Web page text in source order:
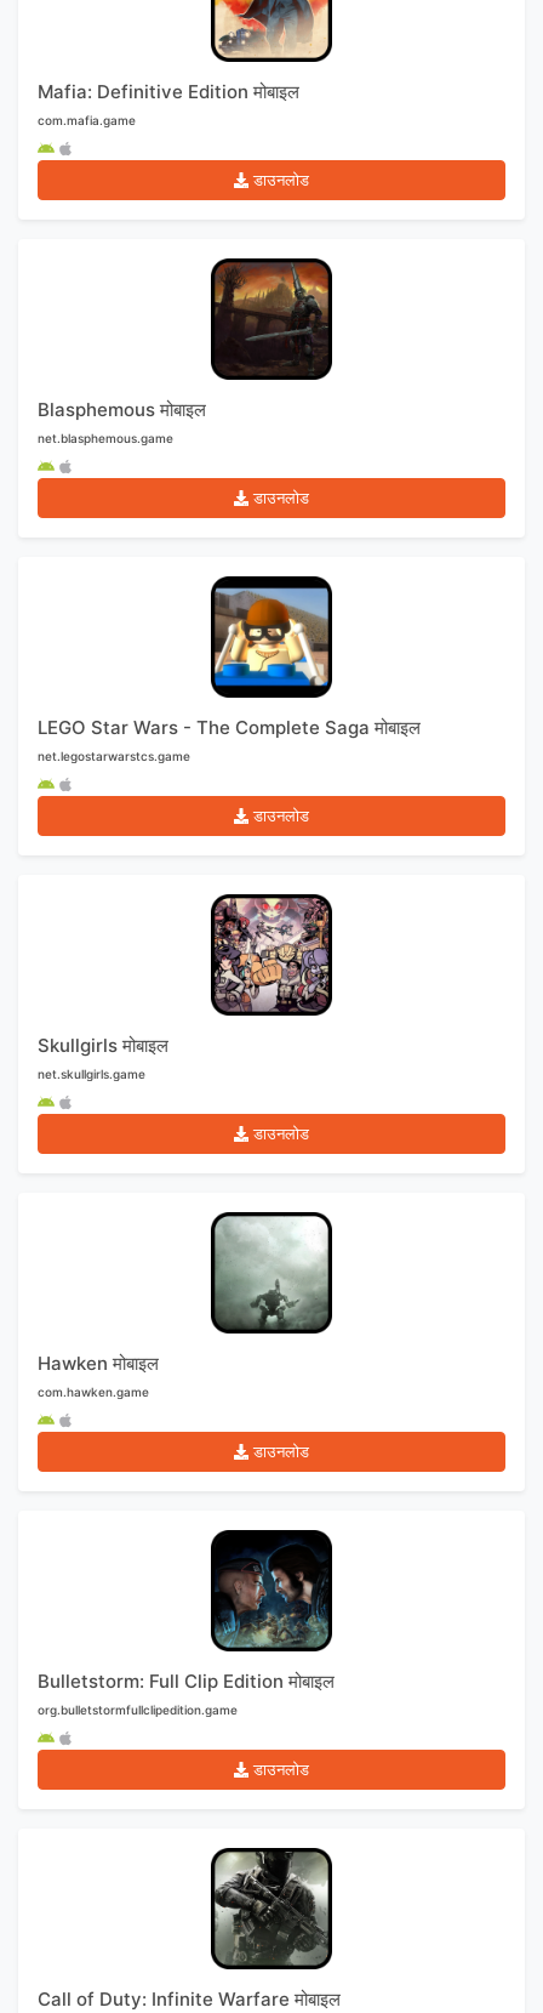
Mafia: Definitive Edition मोबाइल
com.mafia.game
डाउनलोड
Blasphemous मोबाइल
net.blasphemous.game
डाउनलोड
LEGO Star Wars - The Complete Saga मोबाइल
net.legostarwarstcs.game
डाउनलोड
Skullgirls मोबाइल
net.skullgirls.game
डाउनलोड
Hawken मोबाइल
com.hawken.game
डाउनलोड
Bulletstorm: Full Clip Edition मोबाइल
org.bulletstormfullclipedition.game
डाउनलोड
Call of Duty: Infinite Warfare मोबाइल